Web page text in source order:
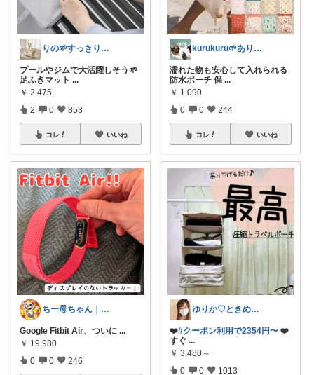
りの🌱すっきり×お気に入りの暮らし
プールやジムで大活躍しそう🌱
足ふきマット ...
￥ 2,475
2 0 853
コレ いいね
ちー母ちゃん｜食べて泳いで記録中
Google Fitbit Air、ついに ...
￥ 19,980
0 0 246
kurukuru🌱ありがとうございます
濡れた物も安心して入れられる
防水ポーチ 保 ...
￥ 1,090
0 0 244
コレ いいね
ゆりか♡ときめく暮らしと服✨️
❤️#クーポン利用で2354円〜 ❤️
すぐ ...
￥ 3,480～
0 0 1013